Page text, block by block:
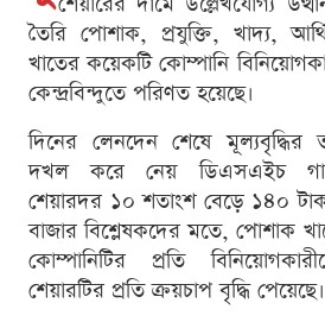
তৈরি পোশাক, প্রযুক্তি, খাদ্য,
খাতের কয়েকটি কোম্পানি
কেন্দ্রবিন্দুতে পরিণত হয়েছে।
দিনের লেনদেন শেষে মূল্যবৃদ্ধির
দখল করে নেয় ডিএসএইচ
শেয়ারদর ১০ শতাংশ বেড়ে ১৪০
বাজার বিশ্লেষকদের মতে, পোশাক
কোম্পানিটির প্রতি
শেয়ারটির প্রতি ক্রয়চাপ বৃদ্ধি পেয়েছে।